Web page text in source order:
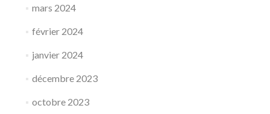
mars 2024
février 2024
janvier 2024
décembre 2023
octobre 2023